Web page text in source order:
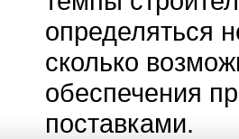
определяться
сколько
обеспечения
поставками.